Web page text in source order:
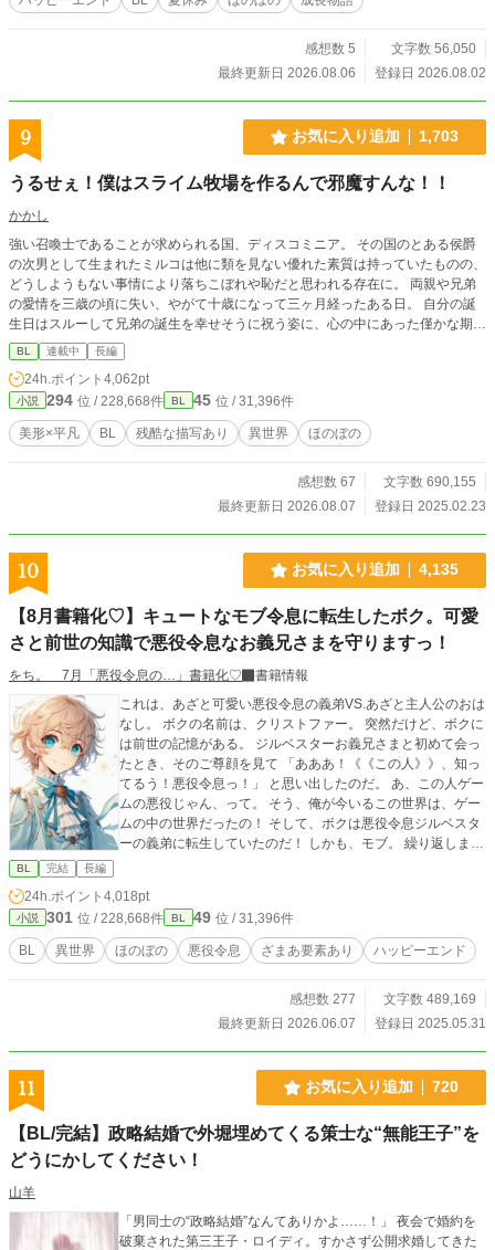
感想数 5
文字数 56,050
最終更新日 2026.08.06
登録日 2026.08.02
9 お気に入り追加 1,703
うるせぇ！僕はスライム牧場を作るんで邪魔すんな！！
かかし
強い召喚士であることが求められる国、ディスコミニア。 その国のとある侯爵
の次男として生まれたミルコは他に類を見ない優れた素質は持っていたものの、
どうしようもない事情により落ちこぼれや恥だと思われる存在に。 両親や兄弟
の愛情を三歳の頃に失い、やがて十歳になって三ヶ月経ったある日。 自分の誕
生日はスルーして兄弟の誕生を幸せそうに祝う姿に、心の中にあった僅かな期待
がぽっきりと折れてしまう。 自分の価値を再認識したミルコは、悲しい決意を
胸に抱く。 相棒のスライムと共に、名も存在も家族も捨てて生きていこうと…
のんびり新連載。 気まぐれ更新です。 BがLするまでかなり時間が掛かる予定で
すので注意！ サブCPに人外CPはありますが、主人公は人外CPにはなりませ
ん。 （この世界での獣人は人間の種類の一つですので人外ではないです。） ス
トックなくなるまでは07:10に公開 2026/06/22分からは19:10に公開 他サイトに
BL 連載中 長編
24h.ポイント 4,062pt
小説 294 位 / 228,668件 BL 45 位 / 31,396件
美形×平凡 BL 残酷な描写あり 異世界 ほのぼの
感想数 67
文字数 690,155
最終更新日 2026.08.07
登録日 2025.02.23
10 お気に入り追加 4,135
【8月書籍化♡】キュートなモブ令息に転生したボク。可愛
さと前世の知識で悪役令息なお義兄さまを守りますっ！
をち。 7月「悪役令息の…」書籍化♡
書籍情報
これは、あざと可愛い悪役令息の義弟VS.あざと主人公のおは
なし。 ボクの名前は、クリストファー。 突然だけど、ボクに
は前世の記憶がある。 ジルベスターお義兄さまと初めて会っ
たとき、そのご尊顔を見て 「あああ！《《この人》》、知っ
てるう！悪役令息っ！」 と思い出したのだ。 あ、この人ゲー
ムの悪役じゃん、って。 そう、俺が今いるこの世界は、ゲー
ムの中の世界だったの！ そして、ボクは悪役令息ジルベスタ
ーの義弟に転生していたのだ！ しかも、モブ。 繰り返しま
で今まで毎日自分の顔をみてもなんにも思い出さなかったわ
けだ！ ちなみに、ジルベスターお義兄さまは悪役ながら非常
に人気があった。 その理由の第一は、ビジュアル！ 夜空に輝
く月みたいにキラキラした銀髪。夜の闇を思わせる深い紺碧
メンではなく美形！ビューティフル！ワンダフォー！ ありと
あらゆる美辞麗句を並び立てたくなるくらいに美しい姿かた
その無表情のせいで「人を馬鹿にしている」「心がない」
「冷酷」といわれ、悪役令息と呼ばれていた。 でもボクには
わかっていた。全部誤解なんだって。 ジルベスターは優しい
人なんだって。 あの無表情の下には確かに温かなものが隠れ
れたあんぽんたんたちのせいで！！ ジルベスターが断罪され
たときには悔し涙にぬれた。 なんとかジルベスターを救おう
BL 完結 長編
24h.ポイント 4,018pt
小説 301 位 / 228,668件 BL 49 位 / 31,396件
BL 異世界 ほのぼの 悪役令息 ざまあ要素あり ハッピーエンド
感想数 277
文字数 489,169
最終更新日 2026.06.07
登録日 2025.05.31
11 お気に入り追加 720
【BL/完結】政略結婚で外堀埋めてくる策士な“無能王子”を
どうにかしてください！
山羊
「男同士の“政略結婚”なんてありかよ……！」 夜会で婚約を
破棄された第三王子・ロイディ。すかさず公開求婚してきた